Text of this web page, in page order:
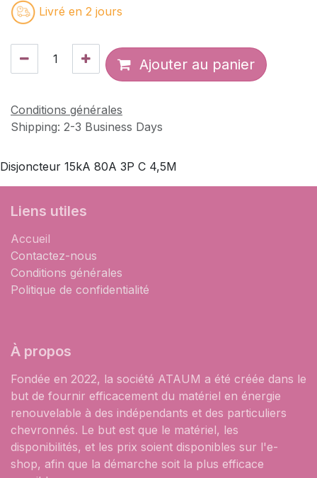
Livré en 2 jours
Ajouter au panier
Conditions générales
Shipping: 2-3 Business Days
Disjoncteur 15kA 80A 3P C 4,5M
Liens utiles
Accueil
Contactez-nous
Conditions générales
Politique de confidentialité
À propos
Fondée en 2022, la société ATAUM a été créée dans le
but de fournir efficacement du matériel en énergie
renouvelable à des indépendants et des particuliers
chevronnés. Le but est que le matériel, les
disponibilités, et les prix soient disponibles sur l'e-
shop, afin que la démarche soit la plus efficace